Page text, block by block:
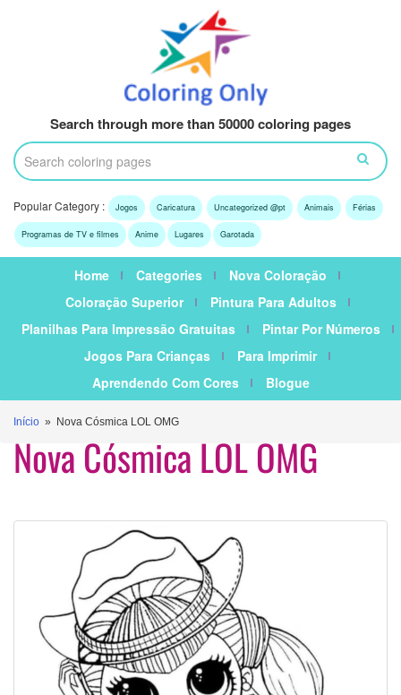
Search through more than 50000 coloring pages
Popular Category : Jogos Caricatura Uncategorized @pt Animais Férias
Programas de TV e filmes Anime Lugares Garotada
Home Categories
Nova Coloração
Coloração Superior
Pintura Para Adultos
Planilhas Para Impressão Gratuitas
Pintar Por Números
Jogos Para Crianças
Para Imprimir
Aprendendo Com Cores
Blogue
Início » Nova Cósmica LOL OMG
Nova Cósmica LOL OMG